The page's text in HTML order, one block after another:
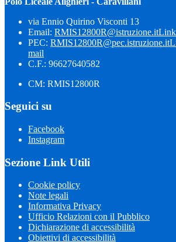
via Ennio Quirino Visconti 13
Email: RMIS12800R@istruzione.itLink
PEC: RMIS12800R@pec.istruzione.it
mail
C.F.: 96627640582
CM: RMIS12800R
Seguici su
Facebook
Instagram
Sezione Link Utili
Cookie policy
Note legali
Informativa Privacy
Ufficio Relazioni con il Pubblico
Dichiarazione di accessibilità
Obiettivi di accessibilità